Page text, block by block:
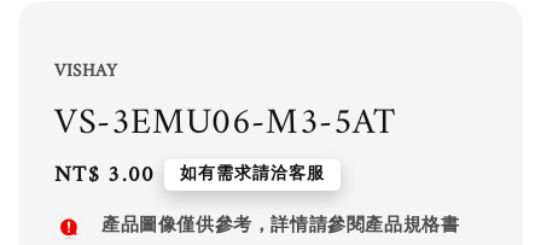
VISHAY
VS-3EMU06-M3-5AT
Regular
price
NT$ 3.00 如有需求請洽客服
產品圖像僅供參考，詳情請參閱產品規格書